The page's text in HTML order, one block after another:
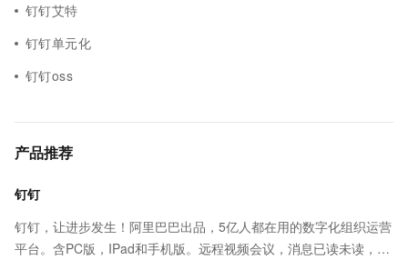
钉钉艾特
钉钉单元化
钉钉oss
产品推荐
钉钉
钉钉，让进步发生！阿里巴巴出品，5亿人都在用的数字化组织运营
平台。含PC版，IPad和手机版。远程视频会议，消息已读未读，